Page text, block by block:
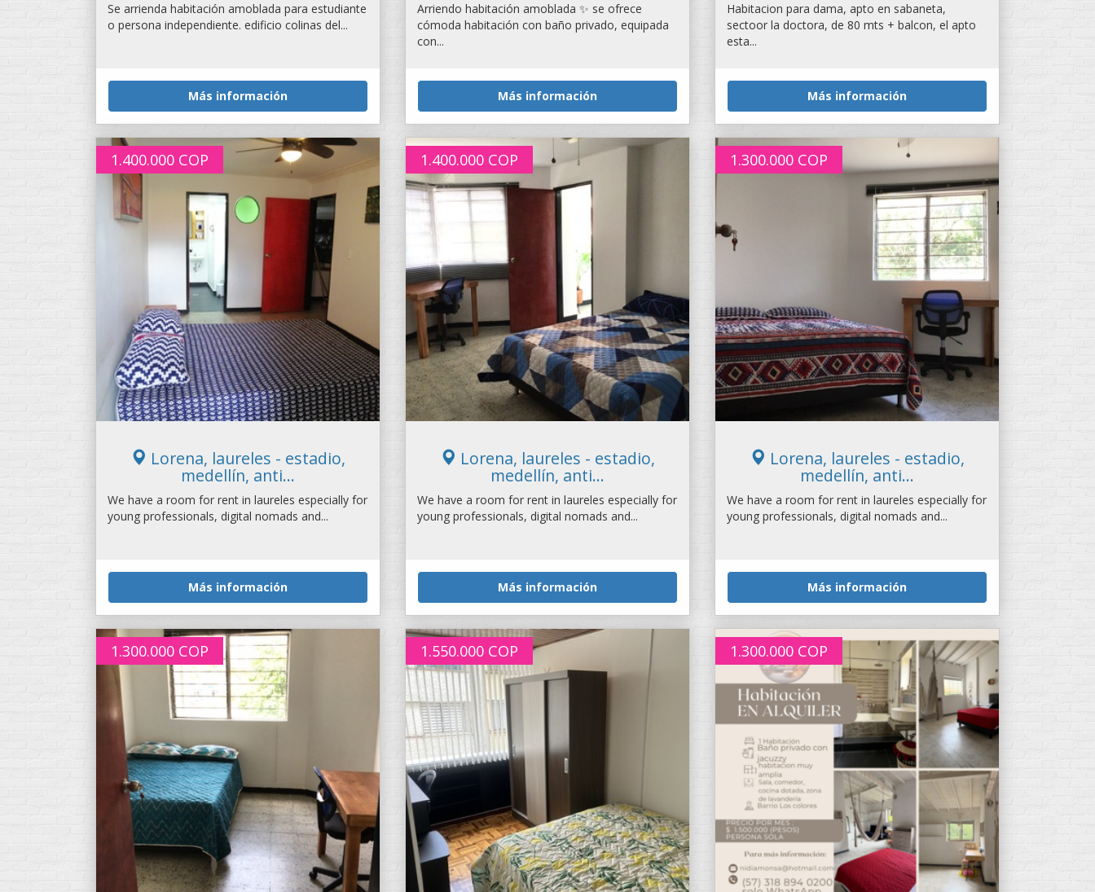
Se arrienda habitación amoblada para estudiante
o persona independiente. edificio colinas del...
Más información
Arriendo habitación amoblada ✨ se ofrece
cómoda habitación con baño privado, equipada
con...
Más información
Habitacion para dama, apto en sabaneta,
sectoor la doctora, de 80 mts + balcon, el apto
esta...
Más información
1.400.000 COP
Lorena, laureles - estadio,
medellín, anti...
We have a room for rent in laureles especially for
young professionals, digital nomads and...
Más información
1.400.000 COP
Lorena, laureles - estadio,
medellín, anti...
We have a room for rent in laureles especially for
young professionals, digital nomads and...
Más información
1.300.000 COP
Lorena, laureles - estadio,
medellín, anti...
We have a room for rent in laureles especially for
young professionals, digital nomads and...
Más información
1.300.000 COP 1.550.000 COP 1.300.000 COP